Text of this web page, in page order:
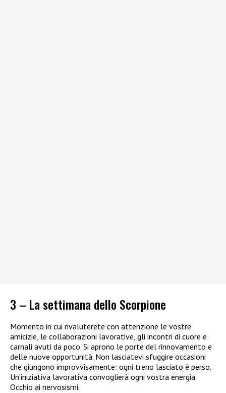
3 – La settimana dello Scorpione
Momento in cui rivaluterete con attenzione le vostre
amicizie, le collaborazioni lavorative, gli incontri di cuore e
carnali avuti da poco. Si aprono le porte del rinnovamento e
delle nuove opportunità. Non lasciatevi sfuggire occasioni
che giungono improvvisamente: ogni treno lasciato è perso.
Un’iniziativa lavorativa convoglierà ogni vostra energia.
Occhio ai nervosismi.